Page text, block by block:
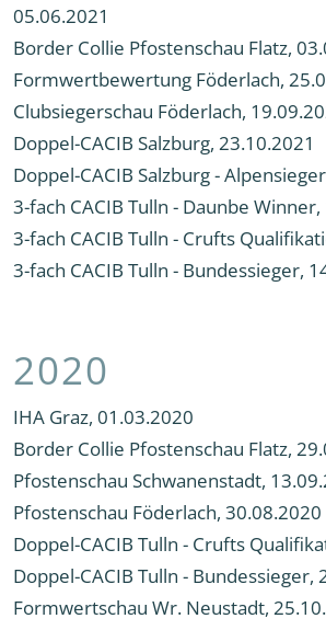
05.06.2021
Border Collie Pfostenschau Flatz,
Formwertbewertung Föderlach,
Clubsiegerschau Föderlach,
Doppel-CACIB Salzburg, 23.10.2021
Doppel-CACIB Salzburg -
3-fach CACIB Tulln - Daunbe
3-fach CACIB Tulln - Crufts
3-fach CACIB Tulln - Bundessieger,
2020
IHA Graz, 01.03.2020
Border Collie Pfostenschau Flatz,
Pfostenschau Schwanenstadt,
Pfostenschau Föderlach, 30.08.2020
Doppel-CACIB Tulln - Crufts
Doppel-CACIB Tulln - Bundessieger,
Formwertschau Wr. Neustadt,